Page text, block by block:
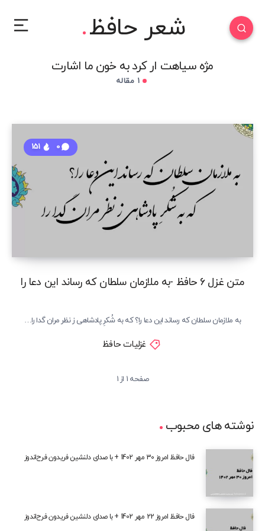
شعر حافظ
مژه سیاهت ار کرد به خون ما اشارت
متن غزل 6 حافظ -به ملازمان سلطان که رساند این دعا را
0
151
به ملازمان سلطان که رساند این دعا را؟ که به شُکرِ پادشاهی ز نظر مران گدا را…
غزلیات حافظ
صفحه 1 از 1
نوشته های محبوب
فال حافظ امروز 30 مهر 1402 + با صدای دلنشین فریدون فرح‌اندوز
فال حافظ امروز 22 مهر 1402 + با صدای دلنشین فریدون فرح‌اندوز